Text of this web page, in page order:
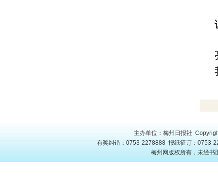
主办单位：梅州日报社
有奖纠错：0753-2278888 报纸征订：0753-
梅州网版权所有，未经